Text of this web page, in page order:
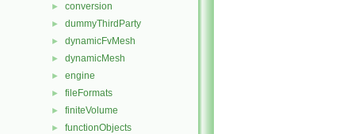
► conversion
► dummyThirdParty
► dynamicFvMesh
► dynamicMesh
► engine
► fileFormats
► finiteVolume
► functionObjects